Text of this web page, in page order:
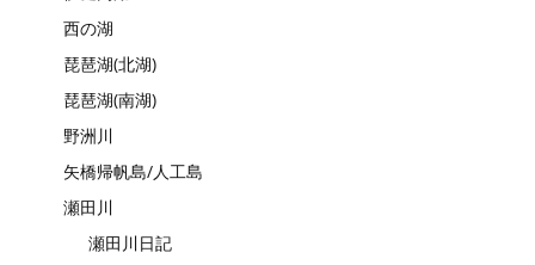
西の湖
琵琶湖(北湖)
琵琶湖(南湖)
野洲川
矢橋帰帆島/人工島
瀬田川
瀬田川日記